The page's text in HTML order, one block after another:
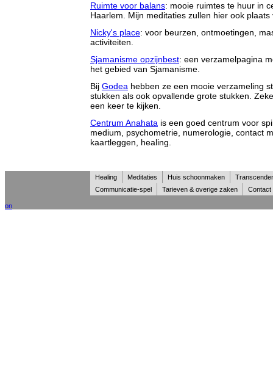
Ruimte voor balans: mooie ruimtes te huur in
Haarlem. Mijn meditaties zullen hier ook plaats
Nicky's place: voor beurzen, ontmoetingen,
activiteiten.
Sjamanisme opzijnbest: een verzamelpagina
het gebied van Sjamanisme.
Bij Godea hebben ze een mooie verzameling
stukken als ook opvallende grote stukken.
een keer te kijken.
Centrum Anahata is een goed centrum voor
medium, psychometrie, numerologie, contact
kaartleggen, healing.
Healing Meditaties Huis schoonmaken
Communicatie-spel
Tarieven & overige zaken Contact
on